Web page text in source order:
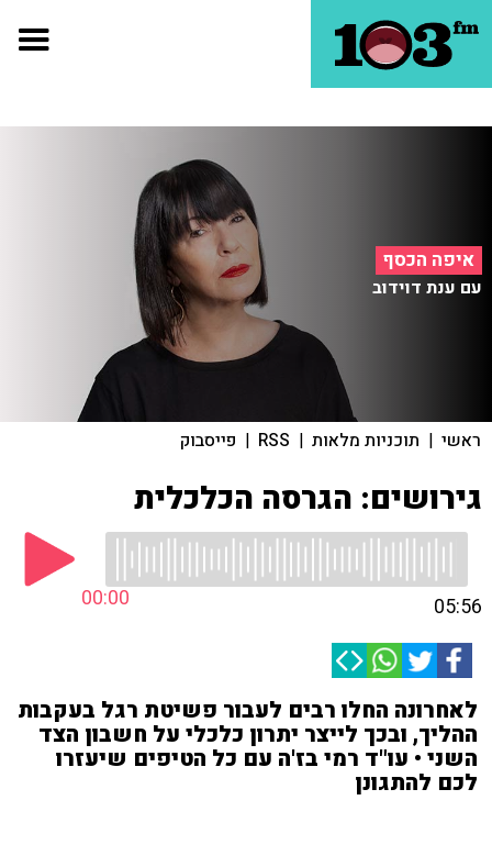
איפה הכסף
עם ענת דוידוב
ראשי | תוכניות מלאות |
RSS
| פייסבוק
גירושים: הגרסה הכלכלית
00:00 05:56
לאחרונה החלו רבים לעבור פשיטת רגל בעקבות
ההליך, ובכך לייצר יתרון כלכלי על חשבון הצד
השני • עו"ד רמי בז'ה עם כל הטיפים שיעזרו
לכם להתגונן